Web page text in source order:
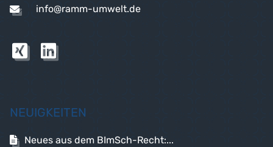
info@ramm-umwelt.de
NEUIGKEITEN
Neues aus dem BImSch-Recht:...